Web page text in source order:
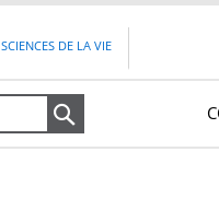
SCIENCES DE LA VIE